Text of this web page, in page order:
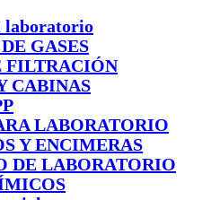
laboratorio
GASES
FILTRACIÓN
CABINAS
LABORATORIO
Y ENCIMERAS
DE LABORATORIO